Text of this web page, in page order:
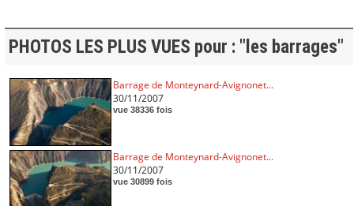
PHOTOS LES PLUS VUES pour : "les barrages"
Barrage de Monteynard-Avignonet...
30/11/2007
vue 38336 fois
Barrage de Monteynard-Avignonet...
30/11/2007
vue 30899 fois